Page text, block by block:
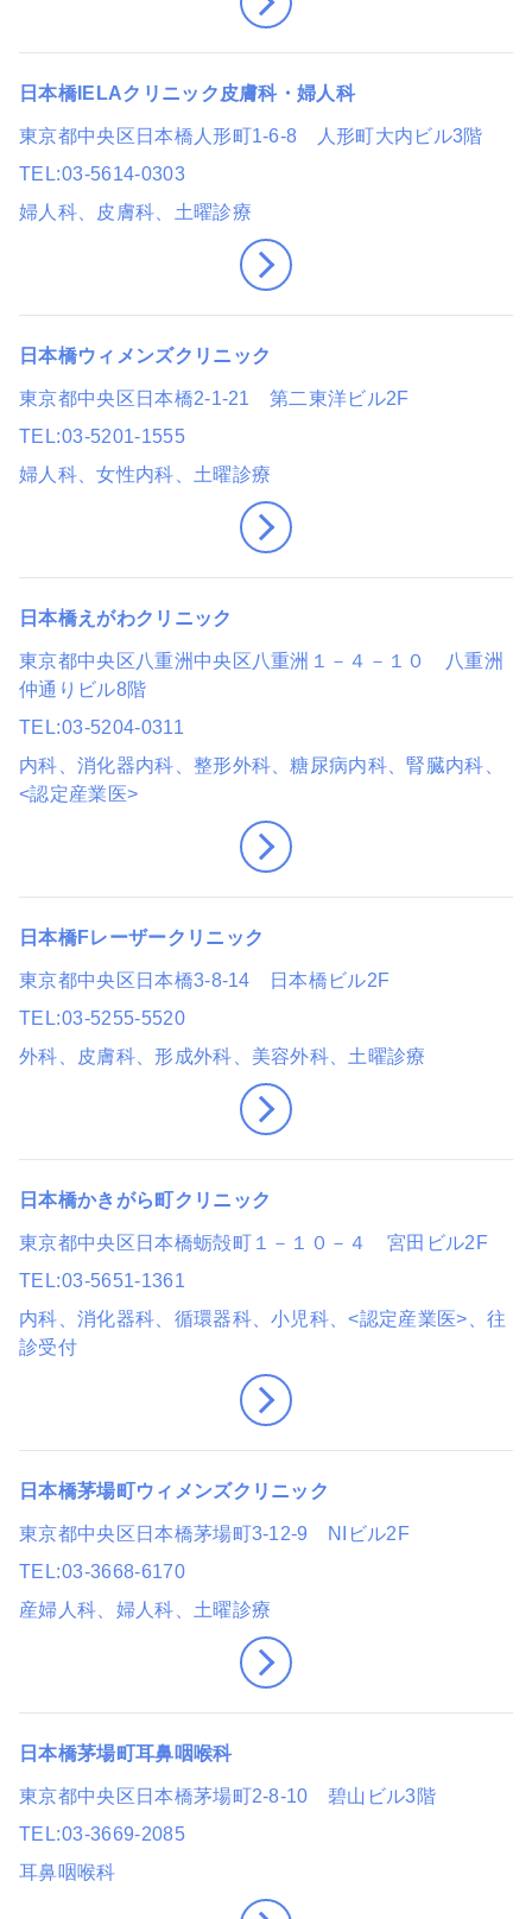
日本橋IELAクリニック皮膚科・婦人科
東京都中央区日本橋人形町1-6-8 人形町大内ビル3階
TEL 03-5614-0303
婦人科、皮膚科 、土曜診療
日本橋ウィメンズクリニック
東京都中央区日本橋2-1-21 第二東洋ビル2F
TEL 03-5201-1555
婦人科、女性内科 、土曜診療
日本橋えがわクリニック
東京都中央区八重洲中央区八重洲１－４－１０ 八重洲
仲通りビル8階
TEL 03-5204-0311
内科、消化器内科、整形外科、糖尿病内科、腎臓内科
<認定産業医>
日本橋Fレーザークリニック
東京都中央区日本橋3-8-14 日本橋ビル2F
TEL 03-5255-5520
外科、皮膚科、形成外科、美容外科 、土曜診療
日本橋かきがら町クリニック
東京都中央区日本橋蛎殻町１－１０－４ 宮田ビル2F
TEL 03-5651-1361
内科、消化器科、循環器科、小児科 、<認定産業医> 、往
診受付
日本橋茅場町ウィメンズクリニック
東京都中央区日本橋茅場町3-12-9 NIビル2F
TEL 03-3668-6170
産婦人科、婦人科 、土曜診療
日本橋茅場町耳鼻咽喉科
東京都中央区日本橋茅場町2-8-10 碧山ビル3階
TEL 03-3669-2085
耳鼻咽喉科